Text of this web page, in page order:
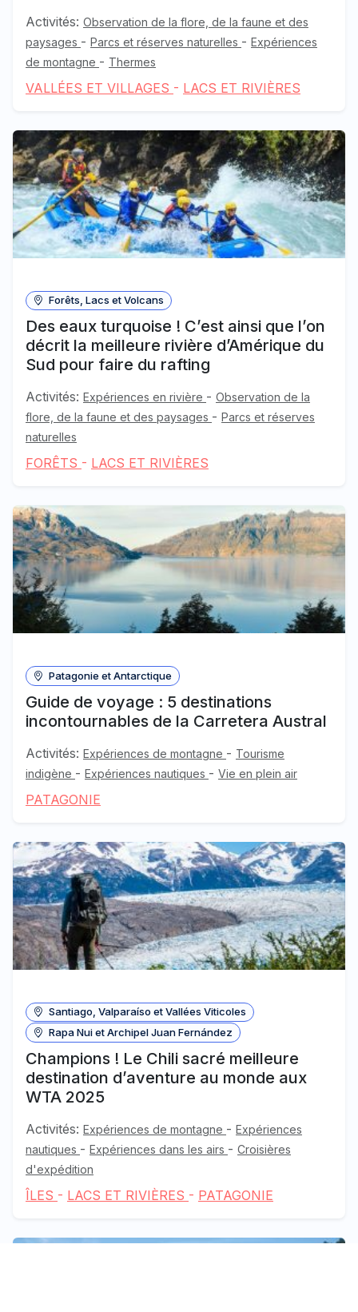
Activités: Observation de la flore, de la faune et des
paysages - Parcs et réserves naturelles - Expériences
de montagne - Thermes
VALLÉES ET VILLAGES - LACS ET RIVIÈRES
Forêts, Lacs et Volcans
Des eaux turquoise ! C’est ainsi que l’on
décrit la meilleure rivière d’Amérique du
Sud pour faire du rafting
Activités: Expériences en rivière - Observation de la
flore, de la faune et des paysages - Parcs et réserves
naturelles
FORÊTS - LACS ET RIVIÈRES
Patagonie et Antarctique
Guide de voyage : 5 destinations
incontournables de la Carretera Austral
Activités: Expériences de montagne - Tourisme
indigène - Expériences nautiques - Vie en plein air
PATAGONIE
Santiago, Valparaíso et Vallées Viticoles
Rapa Nui et Archipel Juan Fernández
Champions ! Le Chili sacré meilleure
destination d’aventure au monde aux
WTA 2025
Activités: Expériences de montagne - Expériences
nautiques - Expériences dans les airs - Croisières
d'expédition
ÎLES - LACS ET RIVIÈRES - PATAGONIE